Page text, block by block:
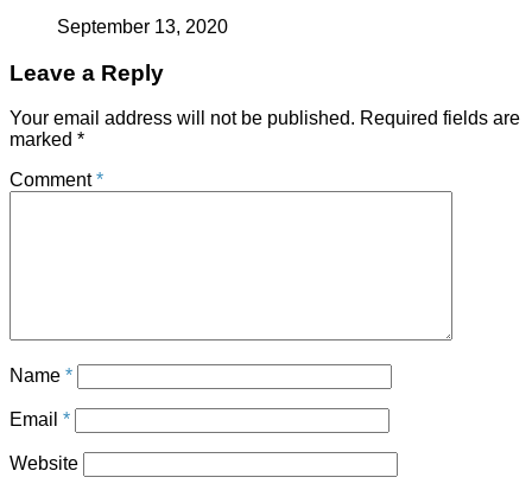
September 13, 2020
Leave a Reply
Your email address will not be published. Required fields are
marked *
Comment*
Name *
Email *
Website